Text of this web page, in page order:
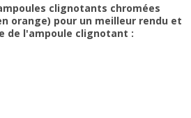
clignotants chromées
orange) pour un meilleur rendu et
de l'ampoule clignotant :